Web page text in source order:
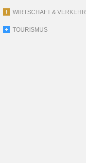
WIRTSCHAFT & VERKEHR
TOURISMUS